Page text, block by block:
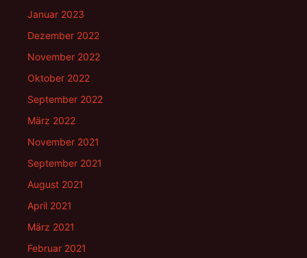
Januar 2023
Dezember 2022
November 2022
Oktober 2022
September 2022
März 2022
November 2021
September 2021
August 2021
April 2021
März 2021
Februar 2021